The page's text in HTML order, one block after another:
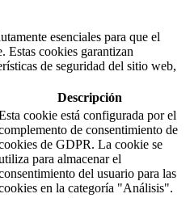
esenciales para que el
Estas cookies garantizan
de seguridad del sitio web,
Descripción
cookie está configurada por el
de consentimiento de
de GDPR. La cookie se
para almacenar el
del usuario para las
en la categoría "Análisis".